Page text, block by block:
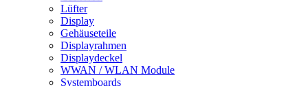
Lüfter
Display
Gehäuseteile
Displayrahmen
Displaydeckel
WWAN / WLAN Module
Systemboards